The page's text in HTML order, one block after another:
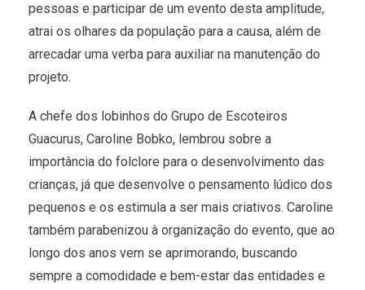
pessoas e participar de um evento desta amplitude,
atrai os olhares da população para a causa, além de
arrecadar uma verba para auxiliar na manutenção do
projeto.
A chefe dos lobinhos do Grupo de Escoteiros
Guacurus, Caroline Bobko, lembrou sobre a
importância do folclore para o desenvolvimento das
crianças, já que desenvolve o pensamento lúdico dos
pequenos e os estimula a ser mais criativos. Caroline
também parabenizou à organização do evento, que ao
longo dos anos vem se aprimorando, buscando
sempre a comodidade e bem-estar das entidades e